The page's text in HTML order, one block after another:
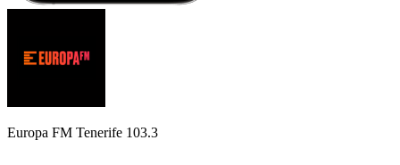
Europa FM Tenerife 103.3